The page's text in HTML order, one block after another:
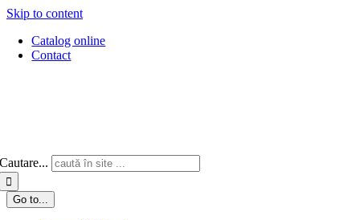
Skip to content
Catalog online
Contact
Cautare...
Go to...